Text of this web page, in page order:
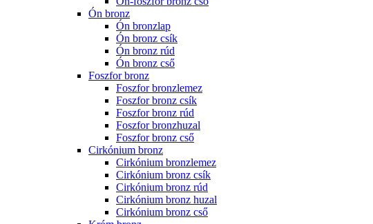
Ón bronz
Ón bronzlap
Ón bronz csík
Ón bronz rúd
Ón bronz cső
Foszfor bronz
Foszfor bronzlemez
Foszfor bronz csík
Foszfor bronz rúd
Foszfor bronzhuzal
Foszfor bronz cső
Cirkónium bronz
Cirkónium bronzlemez
Cirkónium bronz csík
Cirkónium bronz rúd
Cirkónium bronz huzal
Cirkónium bronz cső